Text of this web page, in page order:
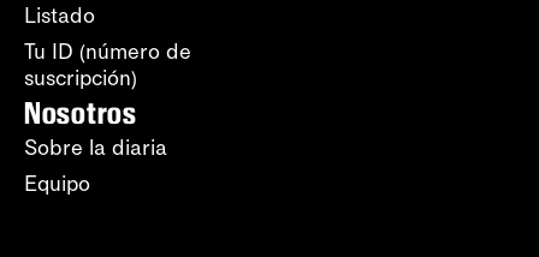
Listado
Tu ID (número de
suscripción)
Nosotros
Sobre la diaria
Equipo